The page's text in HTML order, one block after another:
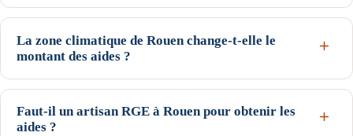
La zone climatique de Rouen change-t-elle le
montant des aides ?
Oui pour la prime CEE : Rouen est en H1 (arrêté du 22 décembre
2014). C'est une zone climatique froide : les besoins de chauffage y
sont élevés et les volumes de la fiche CEE majorés — la prime CEE
Faut-il un artisan RGE à Rouen pour obtenir les
aides ?